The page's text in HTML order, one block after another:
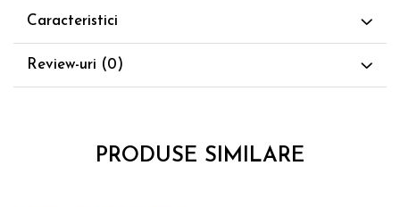
Caracteristici
Review-uri (0)
PRODUSE SIMILARE